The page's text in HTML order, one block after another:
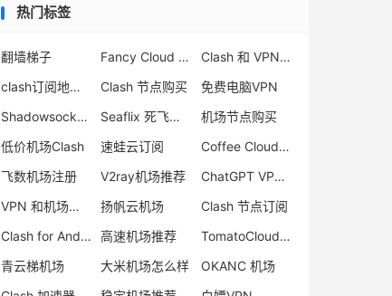
热门标签
翻墙梯子 Fancy Cloud 机场评测
Clash 和 VPN 区别
clash订阅地址自助获取
Clash 节点购买
免费电脑VPN
Shadowsocks 官网
Seaflix 死飞机场
机场节点购买
低价机场Clash
速蛙云订阅
Coffee Cloud 机场怎么样
飞数机场注册
V2ray机场推荐
ChatGPT VPN推荐
VPN 和机场区别
扬帆云机场
Clash 节点订阅
Clash for Android 下载
高速机场推荐
TomatoCloud 机场
青云梯机场
大米机场怎么样
OKANC 机场